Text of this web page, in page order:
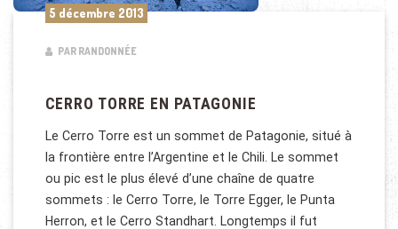
5 décembre 2013
PAR RANDONNÉE
CERRO TORRE EN PATAGONIE
Le Cerro Torre est un sommet de Patagonie, situé à
la frontière entre l’Argentine et le Chili. Le sommet
ou pic est le plus élevé d’une chaîne de quatre
sommets : le Cerro Torre, le Torre Egger, le Punta
Herron, et le Cerro Standhart. Longtemps il fut